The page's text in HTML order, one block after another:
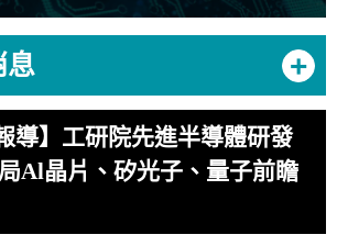
息 +
導】工研院先進半導體研發
Al晶片、矽光子、量子前瞻